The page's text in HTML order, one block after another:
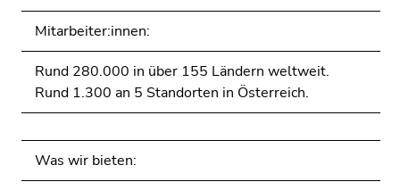
Mitarbeiter:innen:
Rund 280.000 in über 155 Ländern weltweit.
Rund 1.300 an 5 Standorten in Österreich.
Was wir bieten: